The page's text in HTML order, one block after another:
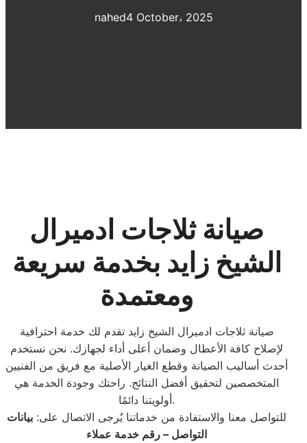
nahed4 October، 2025
صيانة ثلاجات ادميرال
الشيخ زايد بخدمة سريعة
ومعتمدة
صيانة ثلاجات ادميرال الشيخ زايد تقدم لك خدمة احترافية
لإصلاح كافة الأعطال وضمان أعلى أداء لجهازك. نحن نستخدم
أحدث أساليب الصيانة وقطع الغيار الأصلية مع فريق من الفنيين
المتخصصين لتحقيق أفضل النتائج. راحتك وجودة الخدمة هي
أولويتنا دائمًا.
للتواصل معنا والاستفادة من خدماتنا يُرجى الاتصال على: بيانات
التواصل – رقم خدمة عملاء